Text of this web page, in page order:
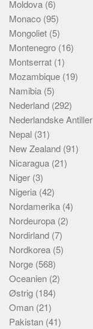
Moldova (6)
Monaco (95)
Mongoliet (5)
Montenegro (16)
Montserrat (1)
Mozambique (19)
Namibia (5)
Nederland (292)
Nederlandske Antiller
Nepal (31)
New Zealand (91)
Nicaragua (21)
Niger (3)
Nigeria (42)
Nordamerika (4)
Nordeuropa (2)
Nordirland (7)
Nordkorea (5)
Norge (568)
Oceanien (2)
Østrig (184)
Oman (21)
Pakistan (41)